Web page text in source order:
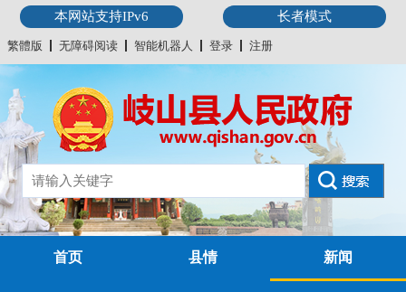
长者模式
本网站支持IPv6
繁體版 无障碍阅读 智能机器人 登录 注册
首页 县情 新闻